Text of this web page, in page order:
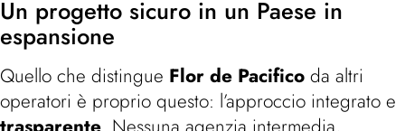
Un progetto sicuro in un Paese in
espansione
Quello che distingue Flor de Pacifico da altri
operatori è proprio questo: l’approccio integrato e